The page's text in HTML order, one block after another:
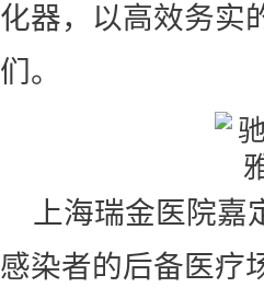
化器，以高效务实
们。
上海瑞金医院
感染者的后备医疗